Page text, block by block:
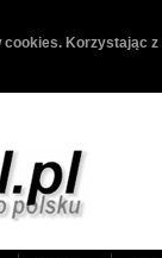
Korzystając